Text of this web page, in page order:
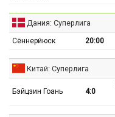
Дания: Суперлига
Сённерйюск 20:00
Китай: Суперлига
Бэйцзин Гоань 4:0